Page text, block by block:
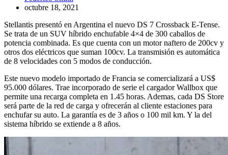
octubre 18, 2021
Stellantis presentó en Argentina el nuevo DS 7 Crossback E-Tense.
Se trata de un SUV híbrido enchufable 4×4 de 300 caballos de
potencia combinada. Es que cuenta con un motor naftero de 200cv y
otros dos eléctricos que suman 100cv. La transmisión es automática
de 8 velocidades con 5 modos de conducción.
Este nuevo modelo importado de Francia se comercializará a US$
95.000 dólares. Trae incorporado de serie el cargador Wallbox que
permite una recarga completa en 1.45 horas. Ademas, cada DS Store
será parte de la red de carga y ofrecerán al cliente estaciones para
enchufar su auto. La garantía es de 3 años o 100 mil km. Y la del
sistema híbrido se extiende a 8 años.